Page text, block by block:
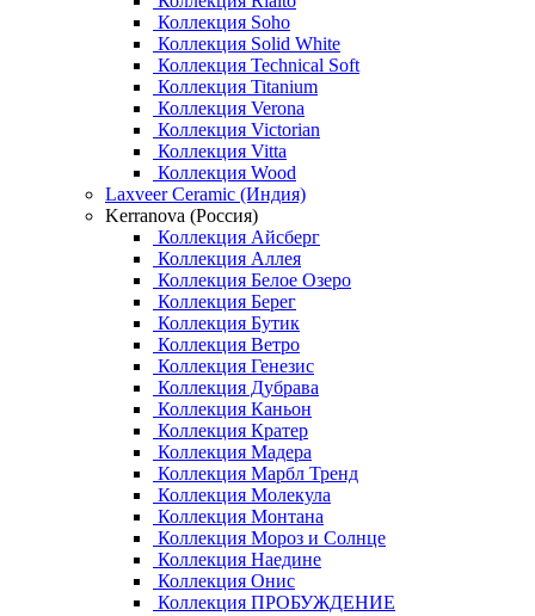
Коллекция Soho
Коллекция Solid White
Коллекция Technical Soft
Коллекция Titanium
Коллекция Verona
Коллекция Victorian
Коллекция Vitta
Коллекция Wood
Laxveer Ceramic (Индия)
Kerranova (Россия)
Коллекция Айсберг
Коллекция Аллея
Коллекция Белое Озеро
Коллекция Берег
Коллекция Бутик
Коллекция Ветро
Коллекция Генезис
Коллекция Дубрава
Коллекция Каньон
Коллекция Кратер
Коллекция Мадера
Коллекция Марбл Тренд
Коллекция Молекула
Коллекция Монтана
Коллекция Мороз и Солнце
Коллекция Наедине
Коллекция Онис
Коллекция ПРОБУЖДЕНИЕ